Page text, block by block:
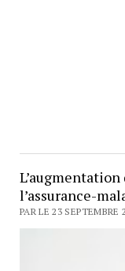
l’assurance-
PAR LE 23 SEPTEMBRE